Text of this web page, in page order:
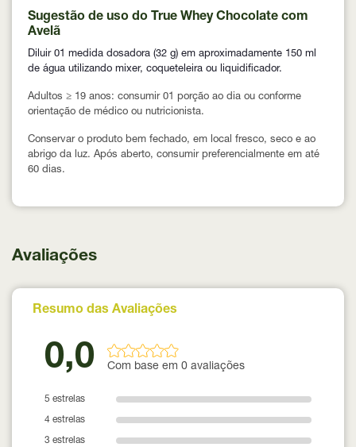
Sugestão de uso do True Whey Chocolate com
Avelã
Diluir 01 medida dosadora (32 g) em aproximadamente 150 ml
de água utilizando mixer, coqueteleira ou liquidificador.
Adultos ≥ 19 anos: consumir 01 porção ao dia ou conforme
orientação de médico ou nutricionista.
Conservar o produto bem fechado, em local fresco, seco e ao
abrigo da luz. Após aberto, consumir preferencialmente em até
60 dias.
Avaliações
Resumo das Avaliações
0,0 Com base em 0 avaliações
5 estrelas
4 estrelas
3 estrelas